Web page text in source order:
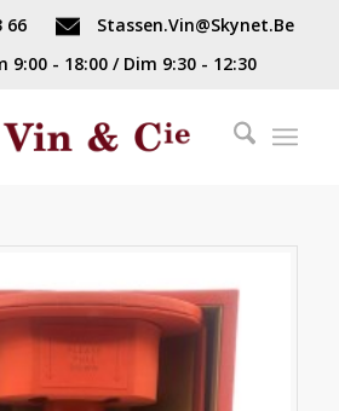
66
Stassen.Vin@Skynet.Be
9:00 - 18:00 / Dim 9:30 - 12:30